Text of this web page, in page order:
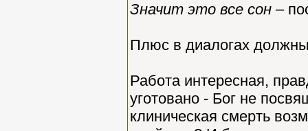
Значит это все сон –
Плюс в диалогах
Работа интересная,
уготовано - Бог не
клиническая смерть